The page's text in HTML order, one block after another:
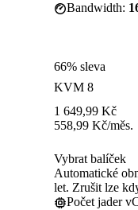
Bandwidth:
66% sleva
KVM 8
1 649,99 Kč
558,99 Kč/měs.
Vybrat balíček
Automatické
let. Zrušit lze
Počet jader